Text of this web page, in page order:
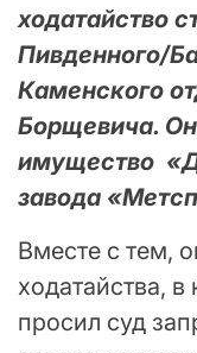
ходатайство
Пивденного/
Каменского
Борщевича.
имущество
завода
Вместе с тем,
ходатайства,
просил суд